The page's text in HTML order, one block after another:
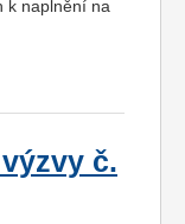
k naplnění na
č.